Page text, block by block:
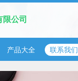
公司
产品大全 联系我们